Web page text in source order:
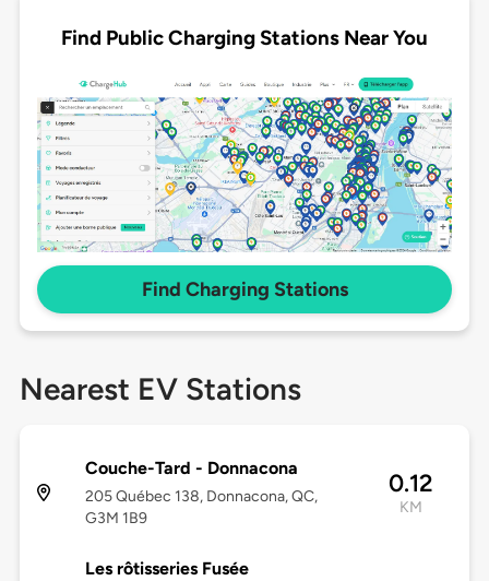
Find Public Charging Stations Near You
Find Charging Stations
Nearest EV Stations
Couche-Tard - Donnacona
205 Québec 138, Donnacona, QC,
G3M 1B9
0.12
KM
Les rôtisseries Fusée